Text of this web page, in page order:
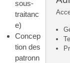
sous-
traitanc
e)
Concep
tion des
patronn